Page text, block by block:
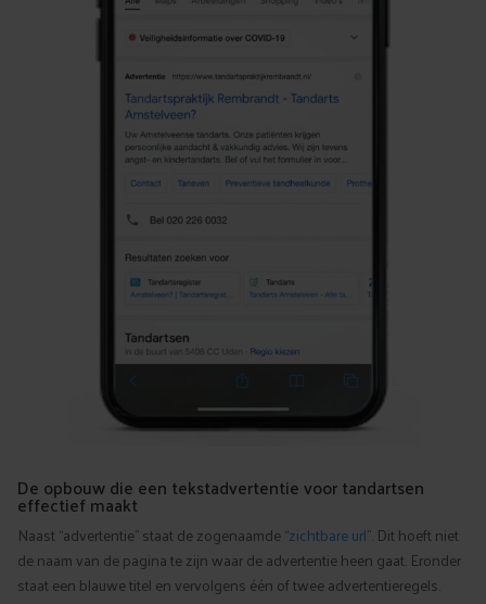
De opbouw die een tekstadvertentie voor tandartsen
effectief maakt
Naast “advertentie” staat de zogenaamde “zichtbare url”. Dit hoeft niet
de naam van de pagina te zijn waar de advertentie heen gaat. Eronder
staat een blauwe titel en vervolgens één of twee advertentieregels.